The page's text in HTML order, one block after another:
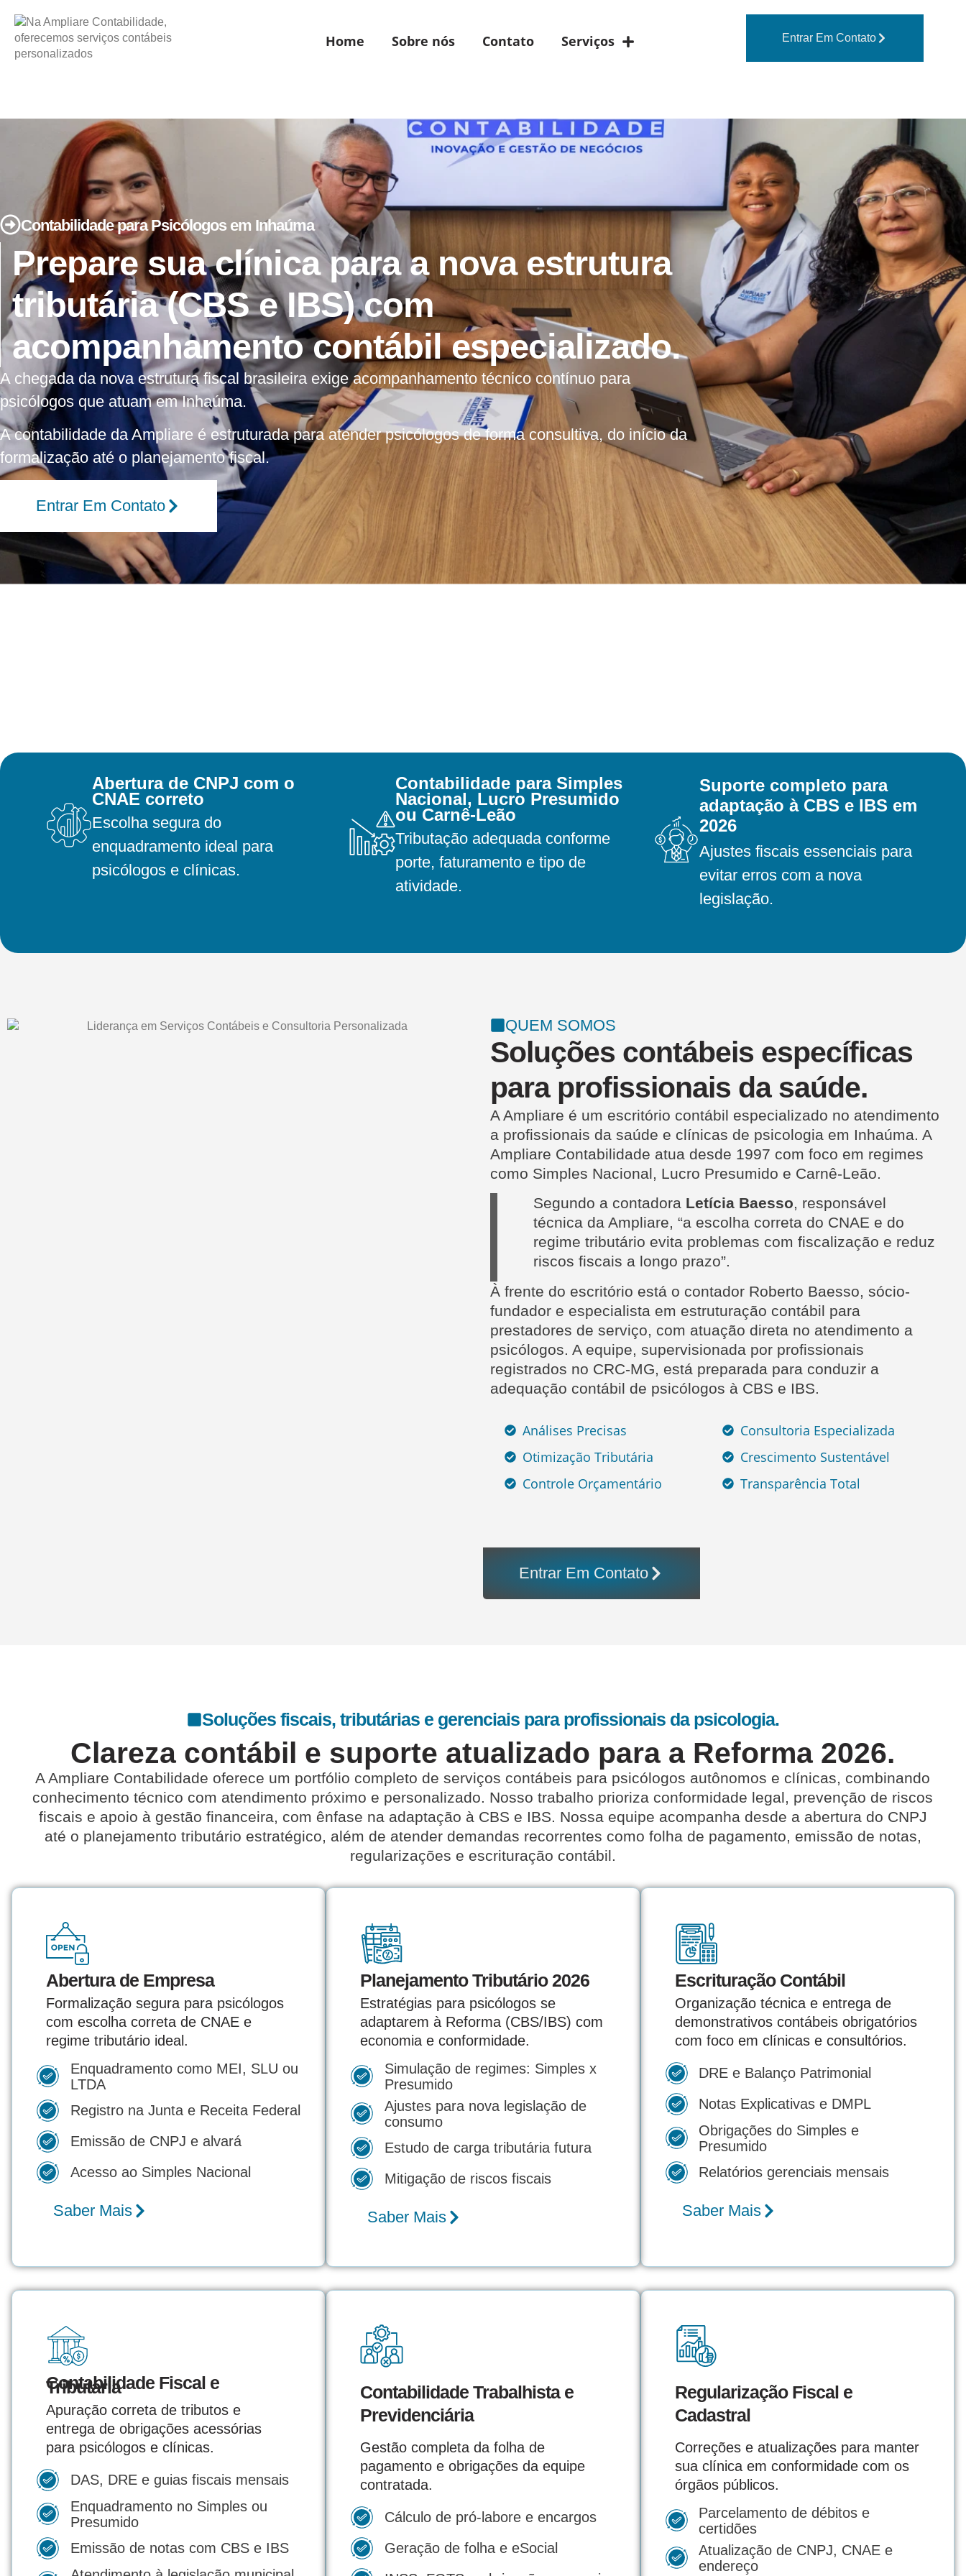
Home Sobre nós Contato Serviços Entrar Em Contato
Contabilidade para Psicólogos em Inhaúma
Prepare sua clínica para a nova estrutura
tributária (CBS e IBS) com
acompanhamento contábil especializado.
A chegada da nova estrutura fiscal brasileira exige acompanhamento técnico contínuo para
psicólogos que atuam em Inhaúma.
A contabilidade da Ampliare é estruturada para atender psicólogos de forma consultiva, do início da
formalização até o planejamento fiscal.
Entrar Em Contato
Abertura de CNPJ com o
CNAE correto
Escolha segura do
enquadramento ideal para
psicólogos e clínicas.
Contabilidade para Simples
Nacional, Lucro Presumido
ou Carnê-Leão
Tributação adequada conforme
porte, faturamento e tipo de
atividade.
Suporte completo para
adaptação à CBS e IBS em
2026
Ajustes fiscais essenciais para
evitar erros com a nova
legislação.
QUEM SOMOS
Soluções contábeis específicas
para profissionais da saúde.
A Ampliare é um escritório contábil especializado no atendimento
a profissionais da saúde e clínicas de psicologia em Inhaúma. A
Ampliare Contabilidade atua desde 1997 com foco em regimes
como Simples Nacional, Lucro Presumido e Carnê-Leão.
Segundo a contadora Letícia Baesso, responsável
técnica da Ampliare, “a escolha correta do CNAE e do
regime tributário evita problemas com fiscalização e reduz
riscos fiscais a longo prazo”.
À frente do escritório está o contador Roberto Baesso, sócio-
fundador e especialista em estruturação contábil para
prestadores de serviço, com atuação direta no atendimento a
psicólogos. A equipe, supervisionada por profissionais
registrados no CRC-MG, está preparada para conduzir a
adequação contábil de psicólogos à CBS e IBS.
Análises Precisas
Otimização Tributária
Controle Orçamentário
Consultoria Especializada
Crescimento Sustentável
Transparência Total
Entrar Em Contato
Soluções fiscais, tributárias e gerenciais para profissionais da psicologia.
Clareza contábil e suporte atualizado para a Reforma 2026.
AAmpliare Contabilidade oferece um portfólio completo de serviços contábeis para psicólogos autônomos e clínicas, combinando
conhecimento técnico com atendimento próximo e personalizado. Nosso trabalho prioriza conformidade legal, prevenção de riscos
fiscais e apoio à gestão financeira, com ênfase na adaptação à CBS e IBS. Nossa equipe acompanha desde a abertura do CNPJ
até o planejamento tributário estratégico, além de atender demandas recorrentes como folha de pagamento, emissão de notas,
regularizações e escrituração contábil.
Abertura de Empresa
Formalização segura para psicólogos
com escolha correta de CNAE e
regime tributário ideal.
Enquadramento como MEI, SLU ou
LTDA
Registro na Junta e Receita Federal
Emissão de CNPJ e alvará
Acesso ao Simples Nacional
Saber Mais
Planejamento Tributário 2026
Estratégias para psicólogos se
adaptarem à Reforma (CBS/IBS) com
economia e conformidade.
Simulação de regimes: Simples x
Presumido
Ajustes para nova legislação de
consumo
Estudo de carga tributária futura
Mitigação de riscos fiscais
Saber Mais
Escrituração Contábil
Organização técnica e entrega de
demonstrativos contábeis obrigatórios
com foco em clínicas e consultórios.
DRE e Balanço Patrimonial
Notas Explicativas e DMPL
Obrigações do Simples e
Presumido
Relatórios gerenciais mensais
Saber Mais
Contabilidade Fiscal e
Tributária
Apuração correta de tributos e
entrega de obrigações acessórias
para psicólogos e clínicas.
DAS, DRE e guias fiscais mensais
Enquadramento no Simples ou
Presumido
Emissão de notas com CBS e IBS
Contabilidade Trabalhista e
Previdenciária
Gestão completa da folha de
pagamento e obrigações da equipe
contratada.
Cálculo de pró-labore e encargos
Geração de folha e eSocial
Regularização Fiscal e
Cadastral
Correções e atualizações para manter
sua clínica em conformidade com os
órgãos públicos.
Parcelamento de débitos e
certidões
Atualização de CNPJ, CNAE e
endereço